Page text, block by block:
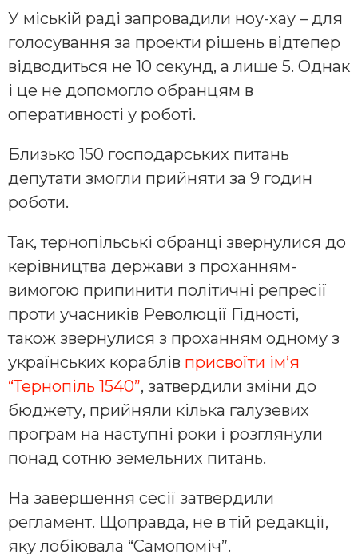
У міській раді запровадили ноу-хау – для
голосування за проекти рішень відтепер
відводиться не 10 секунд, а лише 5. Однак
і це не допомогло обранцям в
оперативності у роботі.
Близько 150 господарських питань
депутати змогли прийняти за 9 годин
роботи.
Так, тернопільські обранці звернулися до
керівництва держави з проханням-
вимогою припинити політичні репресії
проти учасників Революції Гідності,
також звернулися з проханням одному з
українських кораблів присвоїти ім’я
“Тернопіль 1540”, затвердили зміни до
бюджету, прийняли кілька галузевих
програм на наступні роки і розглянули
понад сотню земельних питань.
На завершення сесії затвердили
регламент. Щоправда, не в тій редакції,
яку лобіювала “Самопоміч”.